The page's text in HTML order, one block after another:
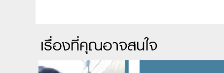
เรื่องที่คุณอาจสนใจ